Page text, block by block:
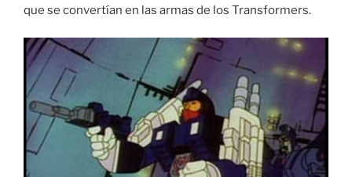
que se convertían en las armas de los Transformers.